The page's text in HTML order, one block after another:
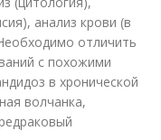
анализ крови (в
отличить
с похожими
в хронической
волчанка,